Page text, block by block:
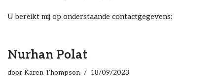
U bereikt mij op onderstaande contactgegevens:
Nurhan Polat
door Karen Thompson 18/09/2023